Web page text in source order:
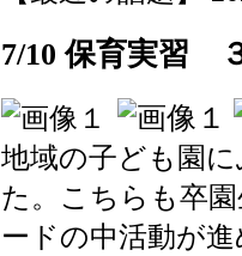
7/10 保育実習
地域の子ども園
た。こちらも卒
ードの中活動が